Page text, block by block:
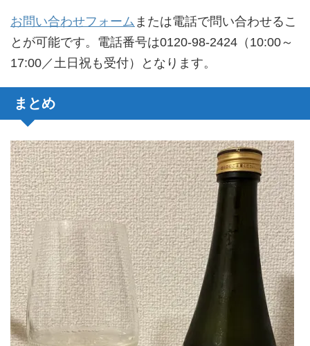
お問い合わせフォーム または電話で問い合わせるこ
とが可能です。電話番号は0120-98-2424（10:00～
17:00／土日祝も受付）となります。
まとめ